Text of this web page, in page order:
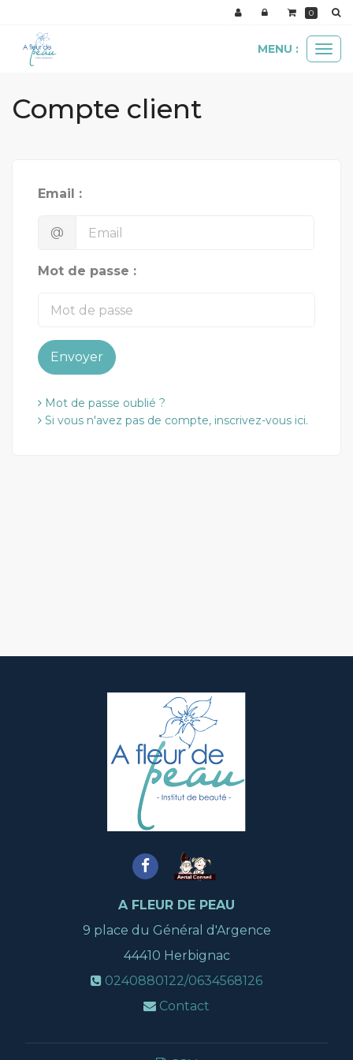
MENU :
Compte client
Email :
@
Mot de passe :
Envoyer
Mot de passe oublié ?
Si vous n'avez pas de compte, inscrivez-vous ici.
0
A FLEUR DE PEAU
9 place du Général d'Argence
44410 Herbignac
0240880122/0634568126
Contact